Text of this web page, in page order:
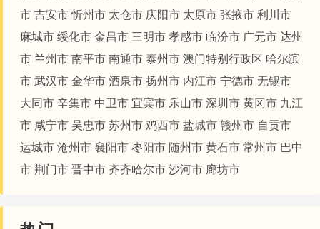
市 吉安市 忻州市 太仓市 庆阳市 太原市 张掖市 利川市
麻城市 绥化市 金昌市 三明市 孝感市 临汾市 广元市 达州
市 兰州市 南平市 南通市 泰州市 澳门特别行政区 哈尔滨
市 武汉市 金华市 酒泉市 扬州市 内江市 宁德市 无锡市
大同市 辛集市 中卫市 宜宾市 乐山市 深圳市 黄冈市 九江
市 咸宁市 吴忠市 苏州市 鸡西市 盐城市 赣州市 自贡市
运城市 沧州市 襄阳市 枣阳市 随州市 黄石市 常州市 巴中
市 荆门市 晋中市 齐齐哈尔市 沙河市 廊坊市